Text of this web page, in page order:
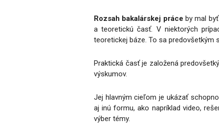
Rozsah bakalárskej práce by mal
a teoretickú časť. V niektorých
teoretickej báze. To sa predovšetkým
Praktická časť je založená
výskumov.
Jej hlavným cieľom je ukázať
aj inú formu, ako napríklad video,
výber témy.